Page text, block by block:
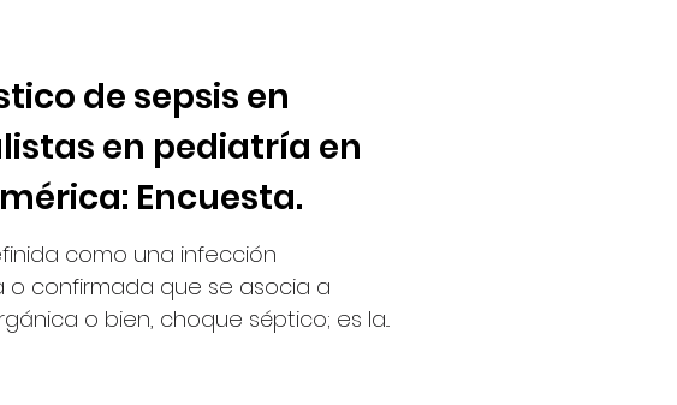
de sepsis en
en pediatría en
Encuesta.
como una infección
o confirmada que se asocia a
disfunción orgánica o bien, choque séptico; es la...